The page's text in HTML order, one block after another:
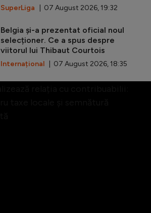
SuperLiga | 07 August 2026, 19:32
Belgia și-a prezentat oficial noul
selecționer. Ce a spus despre
viitorul lui Thibaut Courtois
Internațional | 07 August 2026, 18:35